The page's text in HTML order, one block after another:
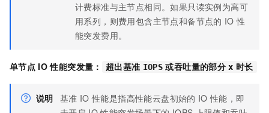
计费标准与主节点相同。如果只读实例为高可
用系列，则费用包含主节点和备节点的 IO 性
能突发费用。
单节点 IO 性能突发量： 超出基准 IOPS 或吞吐量的部分 x 时长
说明 基准 IO 性能是指高性能云盘初始的 IO 性能，即